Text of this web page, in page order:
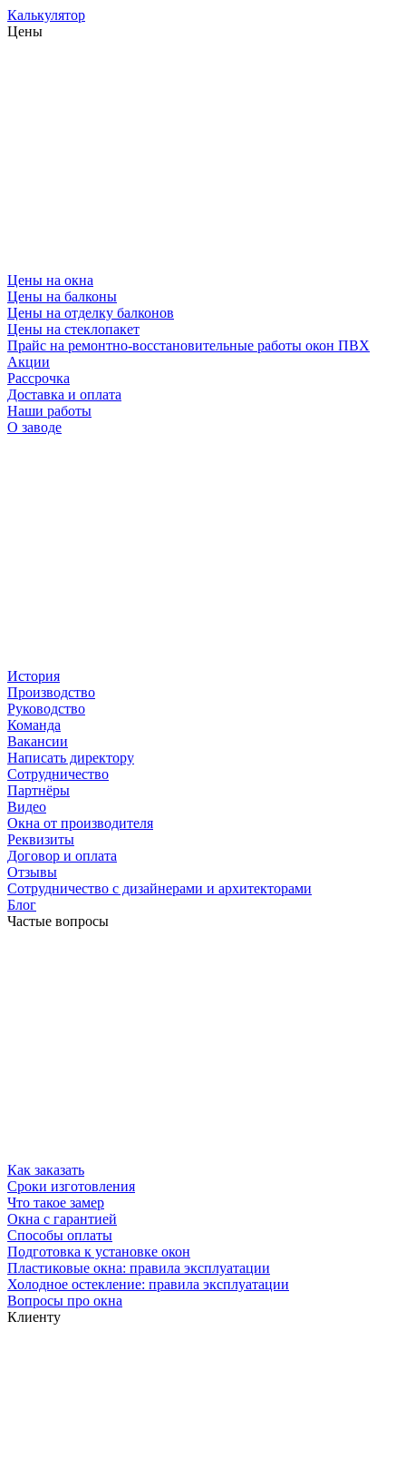
Калькулятор
Цены
Цены на окна
Цены на балконы
Цены на отделку балконов
Цены на стеклопакет
Прайс на ремонтно-восстановительные работы окон ПВХ
Акции
Рассрочка
Доставка и оплата
Наши работы
О заводе
История
Производство
Руководство
Команда
Вакансии
Написать директору
Сотрудничество
Партнёры
Видео
Окна от производителя
Реквизиты
Договор и оплата
Отзывы
Сотрудничество с дизайнерами и архитекторами
Блог
Частые вопросы
Как заказать
Сроки изготовления
Что такое замер
Окна с гарантией
Способы оплаты
Подготовка к установке окон
Пластиковые окна: правила эксплуатации
Холодное остекление: правила эксплуатации
Вопросы про окна
Клиенту